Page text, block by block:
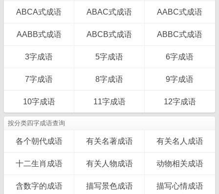
ABCA式成语 ABAC式成语 AABC式成语
AABB式成语 ABCB式成语 ABBC式成语
3字成语 5字成语 6字成语
7字成语 8字成语 9字成语
10字成语 11字成语 12字成语
按分类四字成语查询
各个朝代成语 有关名著成语 有关名人成语
十二生肖成语 有关人物成语 动物相关成语
含数字的成语 描写景色成语 描写心情成语